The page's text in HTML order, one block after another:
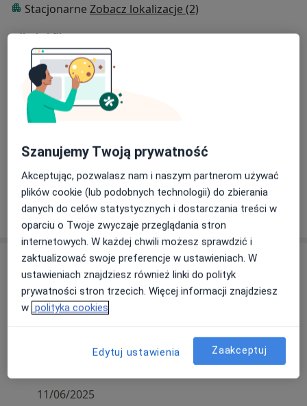
gruczołu krokowego. Przyjmuje Pacjentów od 16 roku
Stacjonarne Zobacz lokalizacje (2)
Zdjęcia i filmy
Pokaż więcejo doświadczeniu
Aktualności
lek. Paweł Kornelak
Zachodnia 5/12a, 30-350 Kraków
przyjmuje tylko Pacjentów mówiących w j.
11/06/2025
Szanujemy Twoją prywatność
Akceptując, pozwalasz nam i naszym partnerom używać
plików cookie (lub podobnych technologii) do zbierania
danych do celów statystycznych i dostarczania treści w
oparciu o Twoje zwyczaje przeglądania stron
internetowych. W każdej chwili możesz sprawdzić i
zaktualizować swoje preferencje w ustawieniach. W
ustawieniach znajdziesz również linki do polityk
prywatności stron trzecich. Więcej informacji znajdziesz
w polityka cookies
Edytuj ustawienia Zaakceptuj